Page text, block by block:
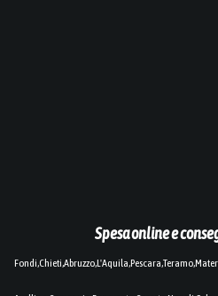
Spesa online e